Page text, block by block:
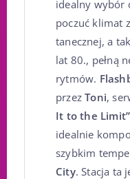
idealny wybór
poczuć klimat
tanecznej, a
lat 80., pełną
rytmów.
przezToni,
It to the Limit”
idealnie
szybkim
City. Stacja ta